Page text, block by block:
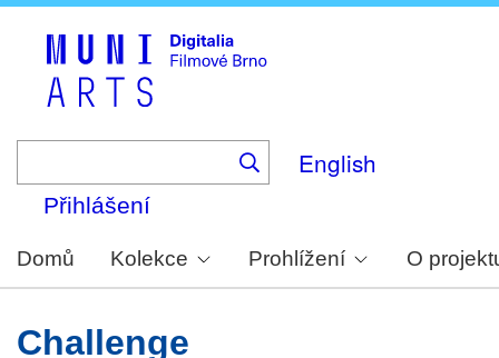
English
Přihlášení
Domů Kolekce Prohlížení O
Challenge